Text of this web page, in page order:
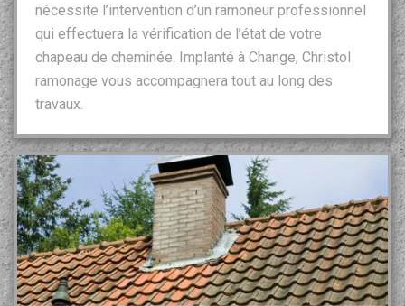
nécessite l’intervention d’un ramoneur professionnel
qui effectuera la vérification de l’état de votre
chapeau de cheminée. Implanté à Change, Christol
ramonage vous accompagnera tout au long des
travaux.